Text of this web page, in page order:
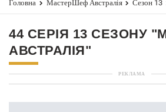
Головна МастерШеф Австралія Сезон 13
44 СЕРІЯ 13 СЕЗОНУ
АВСТРАЛІЯ"
РЕКЛАМА